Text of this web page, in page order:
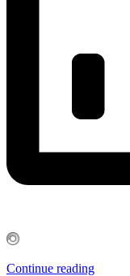
Continue reading